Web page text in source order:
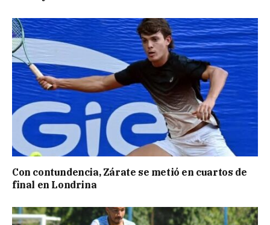
Con contundencia, Zárate se metió en cuartos de
final en Londrina